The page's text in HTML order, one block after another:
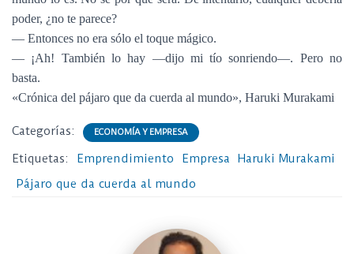
poder, ¿no te parece?
— Entonces no era sólo el toque mágico.
— ¡Ah! También lo hay —dijo mi tío sonriendo—. Pero no
basta.
«Crónica del pájaro que da cuerda al mundo», Haruki Murakami
Categorías: ECONOMÍA Y EMPRESA
Etiquetas: Emprendimiento Empresa
Haruki Murakami
Pájaro que da cuerda al mundo